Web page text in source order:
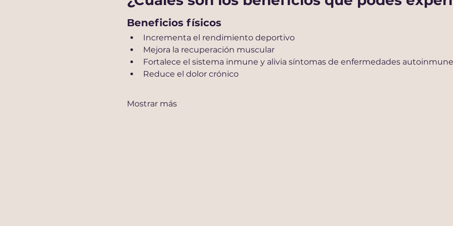
Beneficios físicos
Incrementa el rendimiento deportivo
Mejora la recuperación muscular
Fortalece el sistema inmune y alivia síntomas de enfermedades
Reduce el dolor crónico
Mostrar más